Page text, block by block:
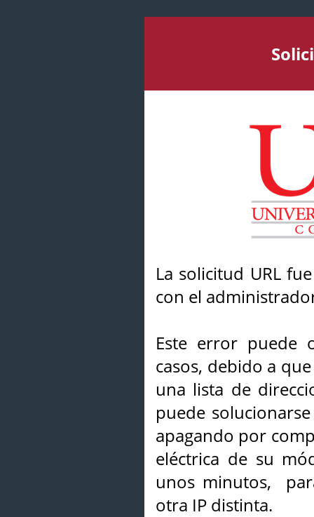
La solicitud URL
con el
Este error puede
casos, debido a
una lista de
puede
apagando por
eléctrica de su
unos minutos,
otra IP distinta.